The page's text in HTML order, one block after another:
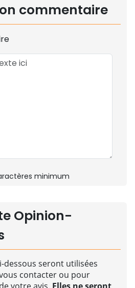
commentaire
minimum
Opinion-
dessous seront utilisées
contacter ou pour
votre avis. Elles ne seront